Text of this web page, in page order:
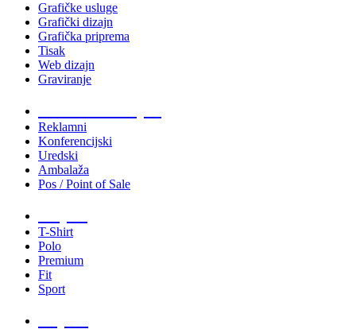
Grafičke usluge
Grafički dizajn
Grafička priprema
Tisak
Web dizajn
Graviranje
Reklamni
Konferencijski
Uredski
Ambalaža
Pos / Point of Sale
T-Shirt
Polo
Premium
Fit
Sport